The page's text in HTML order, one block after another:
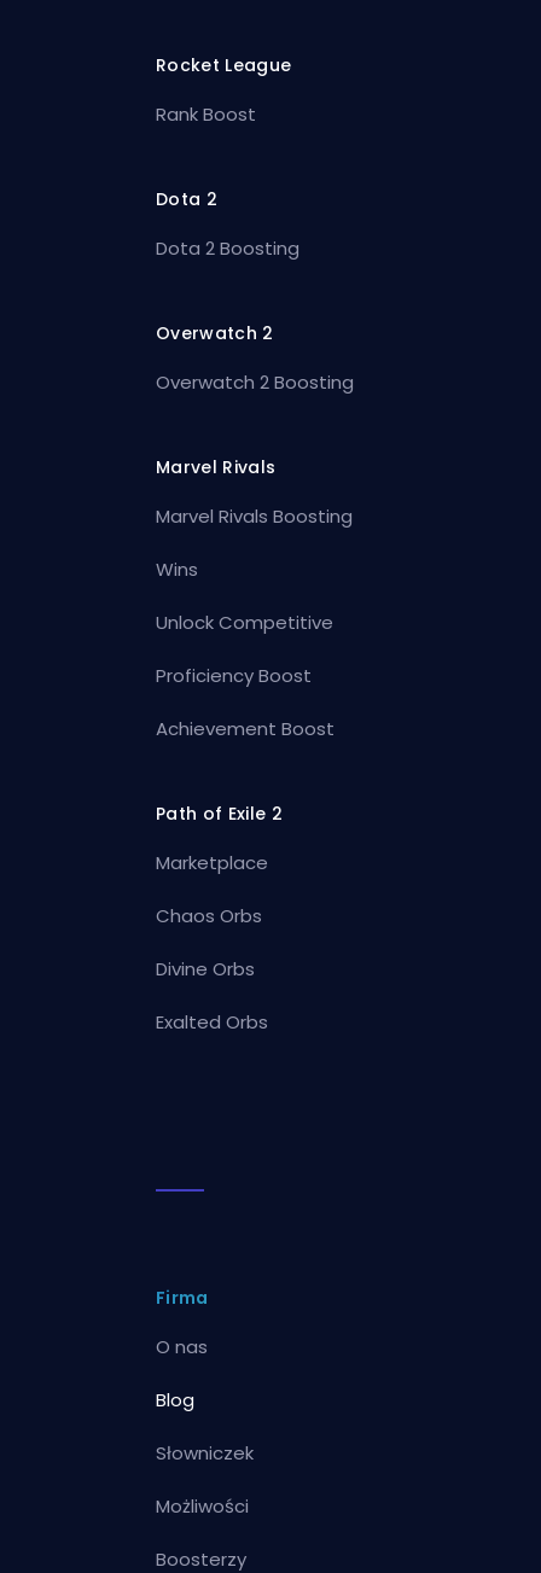
Rocket League
Rank Boost
Dota 2
Dota 2 Boosting
Overwatch 2
Overwatch 2 Boosting
Marvel Rivals
Marvel Rivals Boosting
Wins
Unlock Competitive
Proficiency Boost
Achievement Boost
Path of Exile 2
Marketplace
Chaos Orbs
Divine Orbs
Exalted Orbs
Firma
O nas
Blog
Słowniczek
Możliwości
Boosterzy